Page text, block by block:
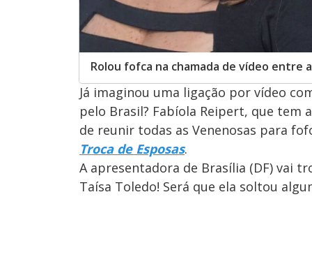
Rolou fofca na chamada de vídeo entre
Já imaginou uma ligação por vídeo
pelo Brasil? Fabíola Reipert, que
de reunir todas as Venenosas para
Troca de Esposas.
A apresentadora de Brasília (DF) vai
Taísa Toledo! Será que ela soltou